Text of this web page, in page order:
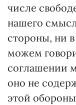
числе
нашего
стороны, ни
можем
соглашении
оно не
этой